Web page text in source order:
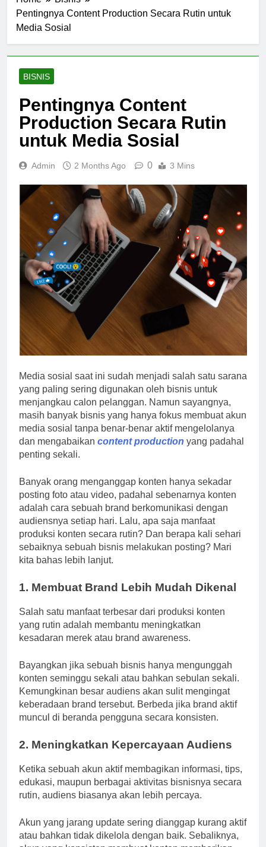
Pentingnya Content Production Secara Rutin untuk
Media Sosial
BISNIS
Pentingnya Content
Production Secara Rutin
untuk Media Sosial
Admin 2 Months Ago 0 3 Mins
Media sosial saat ini sudah menjadi salah satu sarana
yang paling sering digunakan oleh bisnis untuk
menjangkau calon pelanggan. Namun sayangnya,
masih banyak bisnis yang hanya fokus membuat akun
media sosial tanpa benar-benar aktif mengelolanya
dan mengabaikan content production yang padahal
penting sekali.
Banyak orang menganggap konten hanya sekadar
posting foto atau video, padahal sebenarnya konten
adalah cara sebuah brand berkomunikasi dengan
audiensnya setiap hari. Lalu, apa saja manfaat
produksi konten secara rutin? Dan berapa kali sehari
sebaiknya sebuah bisnis melakukan posting? Mari
kita bahas lebih lanjut.
1. Membuat Brand Lebih Mudah Dikenal
Salah satu manfaat terbesar dari produksi konten
yang rutin adalah membantu meningkatkan
kesadaran merek atau brand awareness.
Bayangkan jika sebuah bisnis hanya mengunggah
konten seminggu sekali atau bahkan sebulan sekali.
Kemungkinan besar audiens akan sulit mengingat
keberadaan brand tersebut. Berbeda jika brand aktif
muncul di beranda pengguna secara konsisten.
2. Meningkatkan Kepercayaan Audiens
Ketika sebuah akun aktif membagikan informasi, tips,
edukasi, maupun berbagai aktivitas bisnisnya secara
rutin, audiens biasanya akan lebih percaya.
Akun yang jarang update sering dianggap kurang aktif
atau bahkan tidak dikelola dengan baik. Sebaliknya,